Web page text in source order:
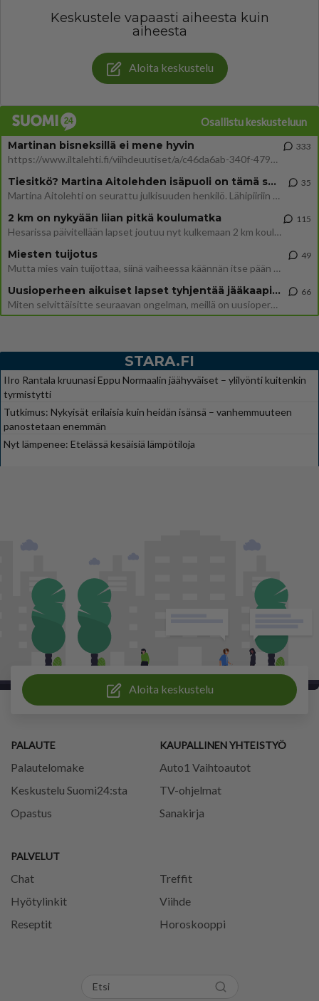
Keskustele vapaasti aiheesta kuin
aiheesta
Aloita keskustelu
Osallistu keskusteluun
Martinan bisneksillä ei mene hyvin
https://www.iltalehti.fi/viihdeuutiset/a/c46da6ab-340f-4790-aaa7-0865eed2336 Yrityksen konkurssihakemus on tullut kärä
333
Tiesitkö? Martina Aitolehden isäpuoli on tämä suosittu laulaja
Martina Aitolehti on seurattu julkisuuden henkilö. Lähipiiriin mahtuu muitakin tunnettuja henkilöitä. Tiesitkö, että Ma
35
2 km on nykyään liian pitkä koulumatka
Hesarissa päivitellään lapset joutuu nyt kulkemaan 2 km kouluun jösses. Ruostefillarilla tuo matka menee vaikka miten äk
115
Miesten tuijotus
Mutta mies vain tuijottaa, siinä vaiheessa käännän itse pään pois. Mikä juttu? Yleensä jos joku tuijottaa tai katsoo, hä
49
Uusioperheen aikuiset lapset tyhjentää jääkaapin käydessään
Miten selvittäisitte seuraavan ongelman, meillä on uusioperhe, minulla teini-ikäiset lapset ja puolisolla aikuiset, jotk
66
STARA.FI
IIro Rantala kruunasi Eppu Normaalin jäähyväiset – ylilyönti kuitenkin
tyrmistytti
Tutkimus: Nykyisät erilaisia kuin heidän isänsä – vanhemmuuteen
panostetaan enemmän
Nyt lämpenee: Etelässä kesäisiä lämpötiloja
Aloita keskustelu
PALAUTE
Palautelomake
Keskustelu Suomi24:sta
Opastus
PALVELUT
Chat
Treffit
Hyötylinkit
Viihde
Reseptit
Horoskooppi
KAUPALLINEN YHTEISTYÖ
Auto1 Vaihtoautot
TV-ohjelmat
Sanakirja